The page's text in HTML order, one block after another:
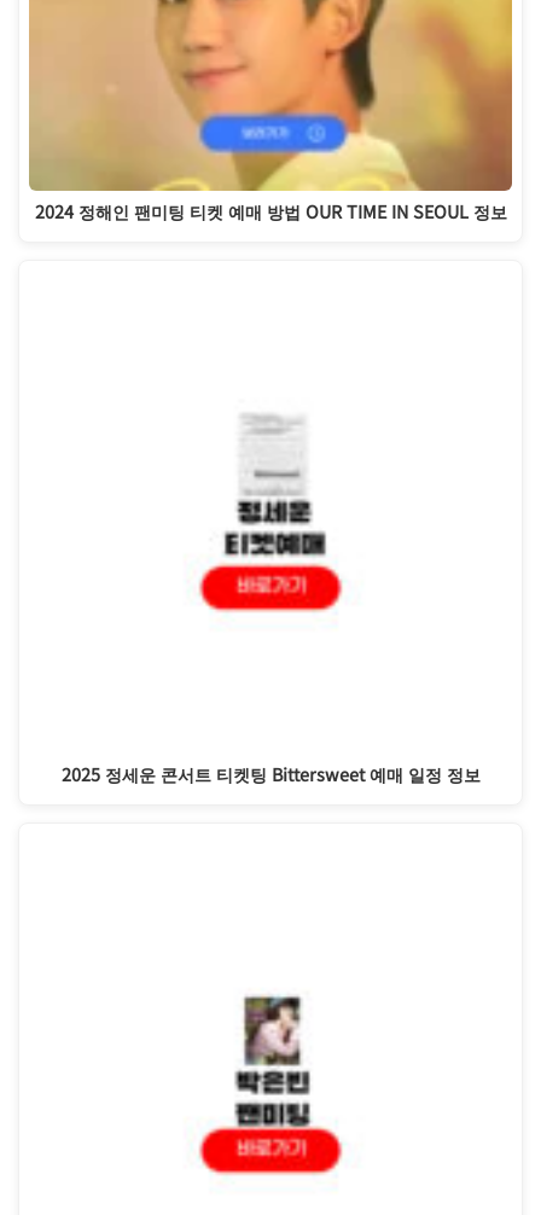
2024 정해인 팬미팅 티켓 예매 방법 OUR TIME IN SEOUL 정보
2025 정세운 콘서트 티켓팅 Bittersweet 예매 일정 정보